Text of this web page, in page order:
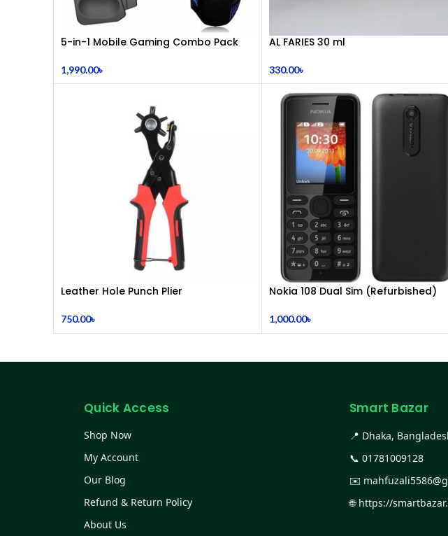
5-in-1 Mobile Gaming Combo Pack
1,990.00৳
AL FARIES 30 ml
330.00৳
Leather Hole Punch Plier
750.00৳
Nokia 108 Dual Sim (Refurbished)
1,000.00৳
Quick Access
Shop Now
My Account
Our Blog
Refund & Return Policy
About Us
Smart Bazar
📍 Dhaka,
📞 01781009128
✉️
🌐 https://